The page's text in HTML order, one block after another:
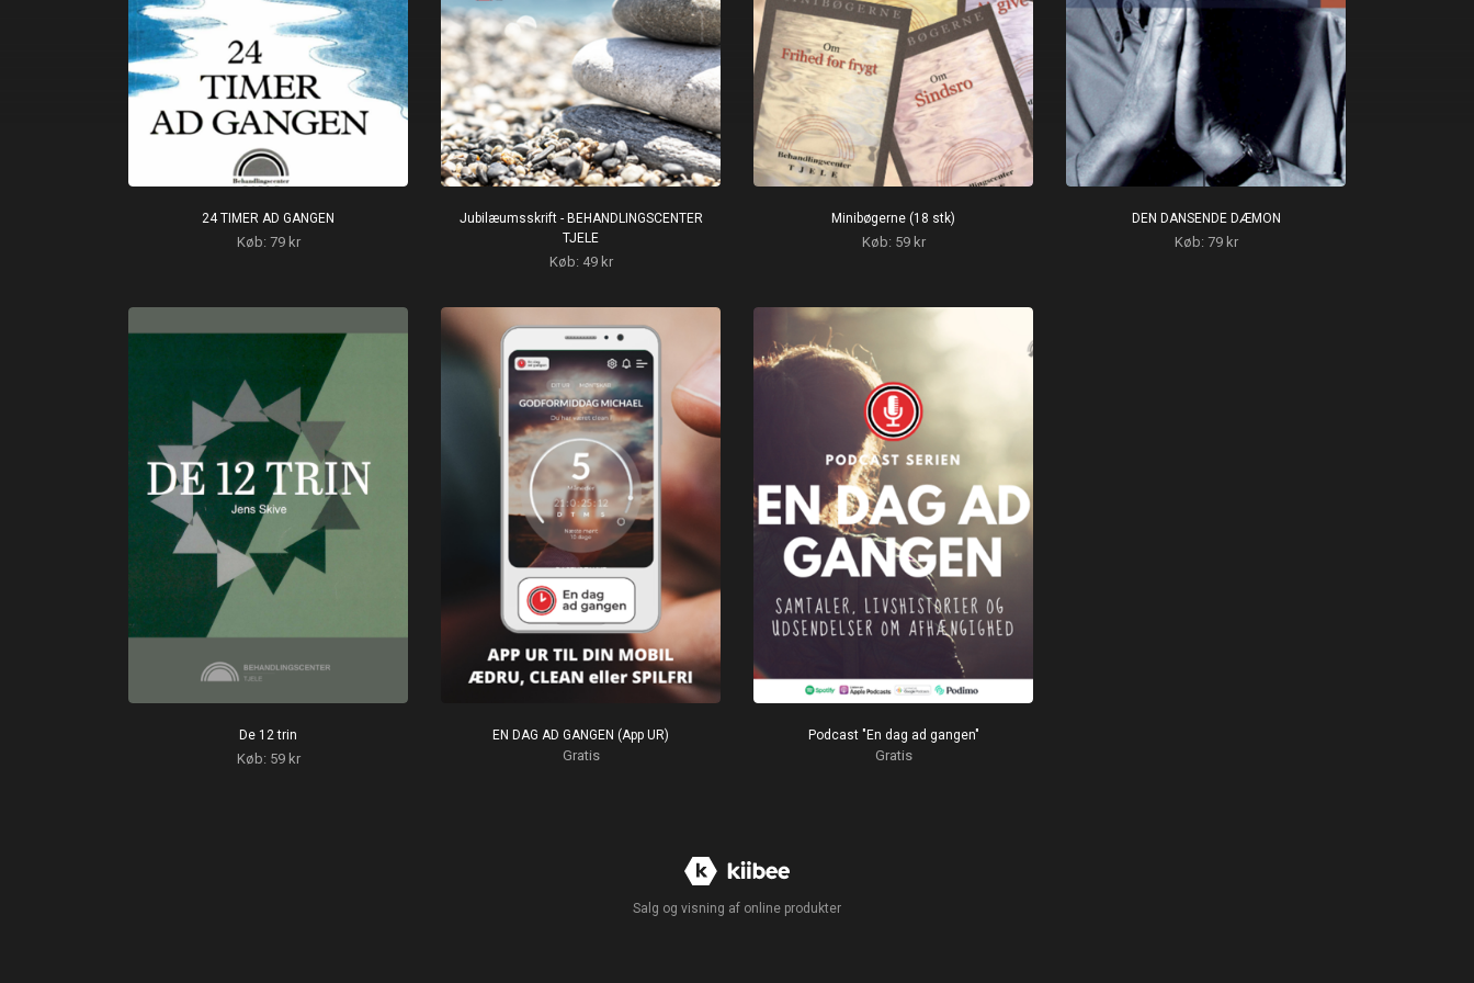
24 TIMER AD GANGEN
Køb: 79 kr
Jubilæumsskrift - BEHANDLINGSCENTER
TJELE
Køb: 49 kr
Minibøgerne (18 stk)
Køb: 59 kr
DEN DANSENDE DÆMON
Køb: 79 kr
De 12 trin
Køb: 59 kr
EN DAG AD GANGEN (App UR)
Gratis
Podcast "En dag ad gangen"
Gratis
Salg og visning af online produkter